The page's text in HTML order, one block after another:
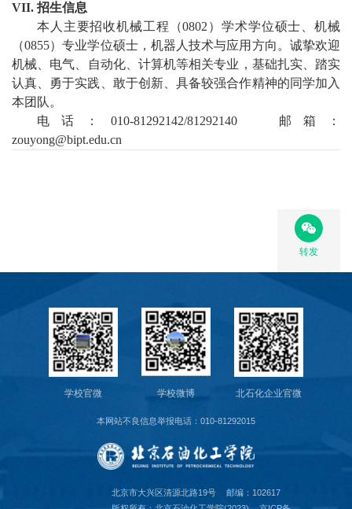
VII. 招生信息
本人主要招收机械工程（0802 ）学术学位硕士 、机械
（0855）专业学位硕士，机器人技术与应用 方向 。 诚挚欢迎
机械
电气、 自动化、 计算机等相关专业 ， 基础扎实、 踏实
认真 、勇于实践、敢于创新、具备较强合作精神的同学加入
本团队。
电话： 010-81292142/81292140
邮箱：
zouyong@bipt.edu.cn
转发
学校官微 学校微博 北石化企业官微
本网站不良信息举报电话：010-81292015
北京市大兴区清源北路19号
邮编：102617